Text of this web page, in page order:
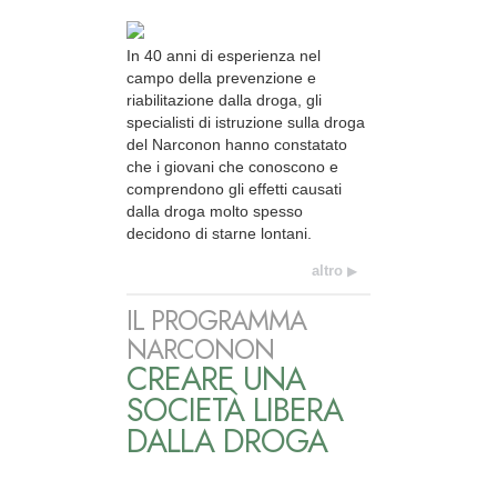
In 40 anni di esperienza nel
campo della prevenzione e
riabilitazione dalla droga, gli
specialisti di istruzione sulla droga
del Narconon hanno constatato
che i giovani che conoscono e
comprendono gli effetti causati
dalla droga molto spesso
decidono di starne lontani.
altro
IL PROGRAMMA
NARCONON
CREARE UNA
SOCIETÀ LIBERA
DALLA DROGA